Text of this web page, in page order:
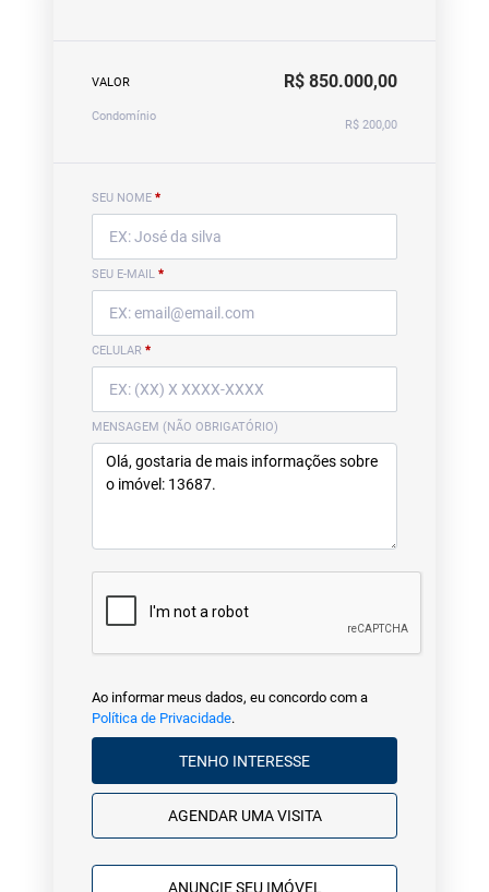
VALOR R$ 850.000,00
Condomínio
R$ 200,00
SEU NOME *
SEU E-MAIL *
CELULAR *
MENSAGEM (NÃO OBRIGATÓRIO)
Ao informar meus dados, eu concordo com a
Política de Privacidade.
TENHO INTERESSE
AGENDAR UMA VISITA
ANUNCIE SEU IMÓVEL